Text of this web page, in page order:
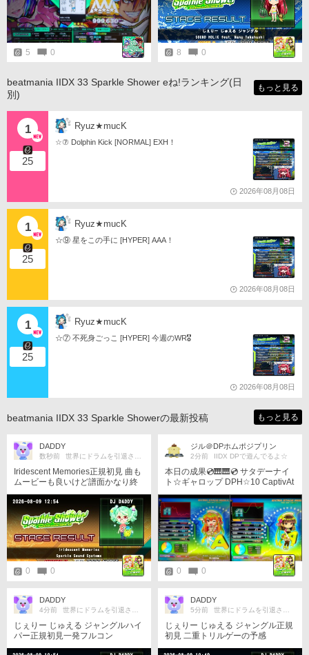
5 0 8 0
beatmania IIDX 33 Sparkle Shower eね!ランキング(日
別)
もっと見る
1
25
Ryuz★mucK
☆⑦ Dolphin Kick [NORMAL] EXH！
2026年08月08日
1
25
Ryuz★mucK
☆⑨ 星をこの手に [HYPER] AAA！
2026年08月08日
1
25
Ryuz★mucK
☆⑦ 不死身ごっこ [HYPER] 今週のWR🎖️
2026年08月08日
beatmania IIDX 33 Sparkle Showerの最新投稿 もっと見る
DADDY
数秒前 世界にドラムを引退させられました
Iridescent Memories正規初見 曲も
ムービーも良いけど譜面かなり終
わり散らかしとる
0 0
ジル＠DPホムポジプリン
2分前 IIDX DPで遊んでるよ☆
本日の成果💿🎹🎹💿 サタデーナイ
ト☆ギャロップ DPH☆10 CaptivAt
e2～覚醒～ DPA☆11(FLIP) Honey
Trap DPA☆11 草育てイベントが終
わってスパシャも終盤 最近解禁や
らワンモアやらで特攻できず地力
落ち心配してたタイミングで久々
の収穫💪 覚醒は強烈な左手イジメ
譜面でFLIP でもそれで逃げられる
ほどの難易度でもなく 非公式11.6
らしいけど正規でなく逆正規の数
長、今更だけどこの譜面はヒドい
ッスわ💧 ハニトラもうちょっとだ
よがんばろうの時点で残り4％😵‍💫
閉店するだろうなと思いながらラ
スト突入したけどギリギリ完走 よ
くがんばりました 九段キープのた
0 0
DADDY
4分前 世界にドラムを引退させられました
じぇりー じゅえる ジャングルハイ
パー正規初見一発フルコン
DADDY
5分前 世界にドラムを引退させられました
じぇりー じゅえる ジャングル正規
初見 二重トリルゲーの予感